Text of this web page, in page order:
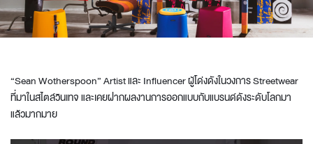
“Sean Wotherspoon” Artist และ Influencer ผู้โด่งดังในวงการ Streetwear
ที่มาในสไตล์วินเทจ และเคยฝากผลงานการออกแบบกับแบรนด์ดังระดับโลกมา
แล้วมากมาย